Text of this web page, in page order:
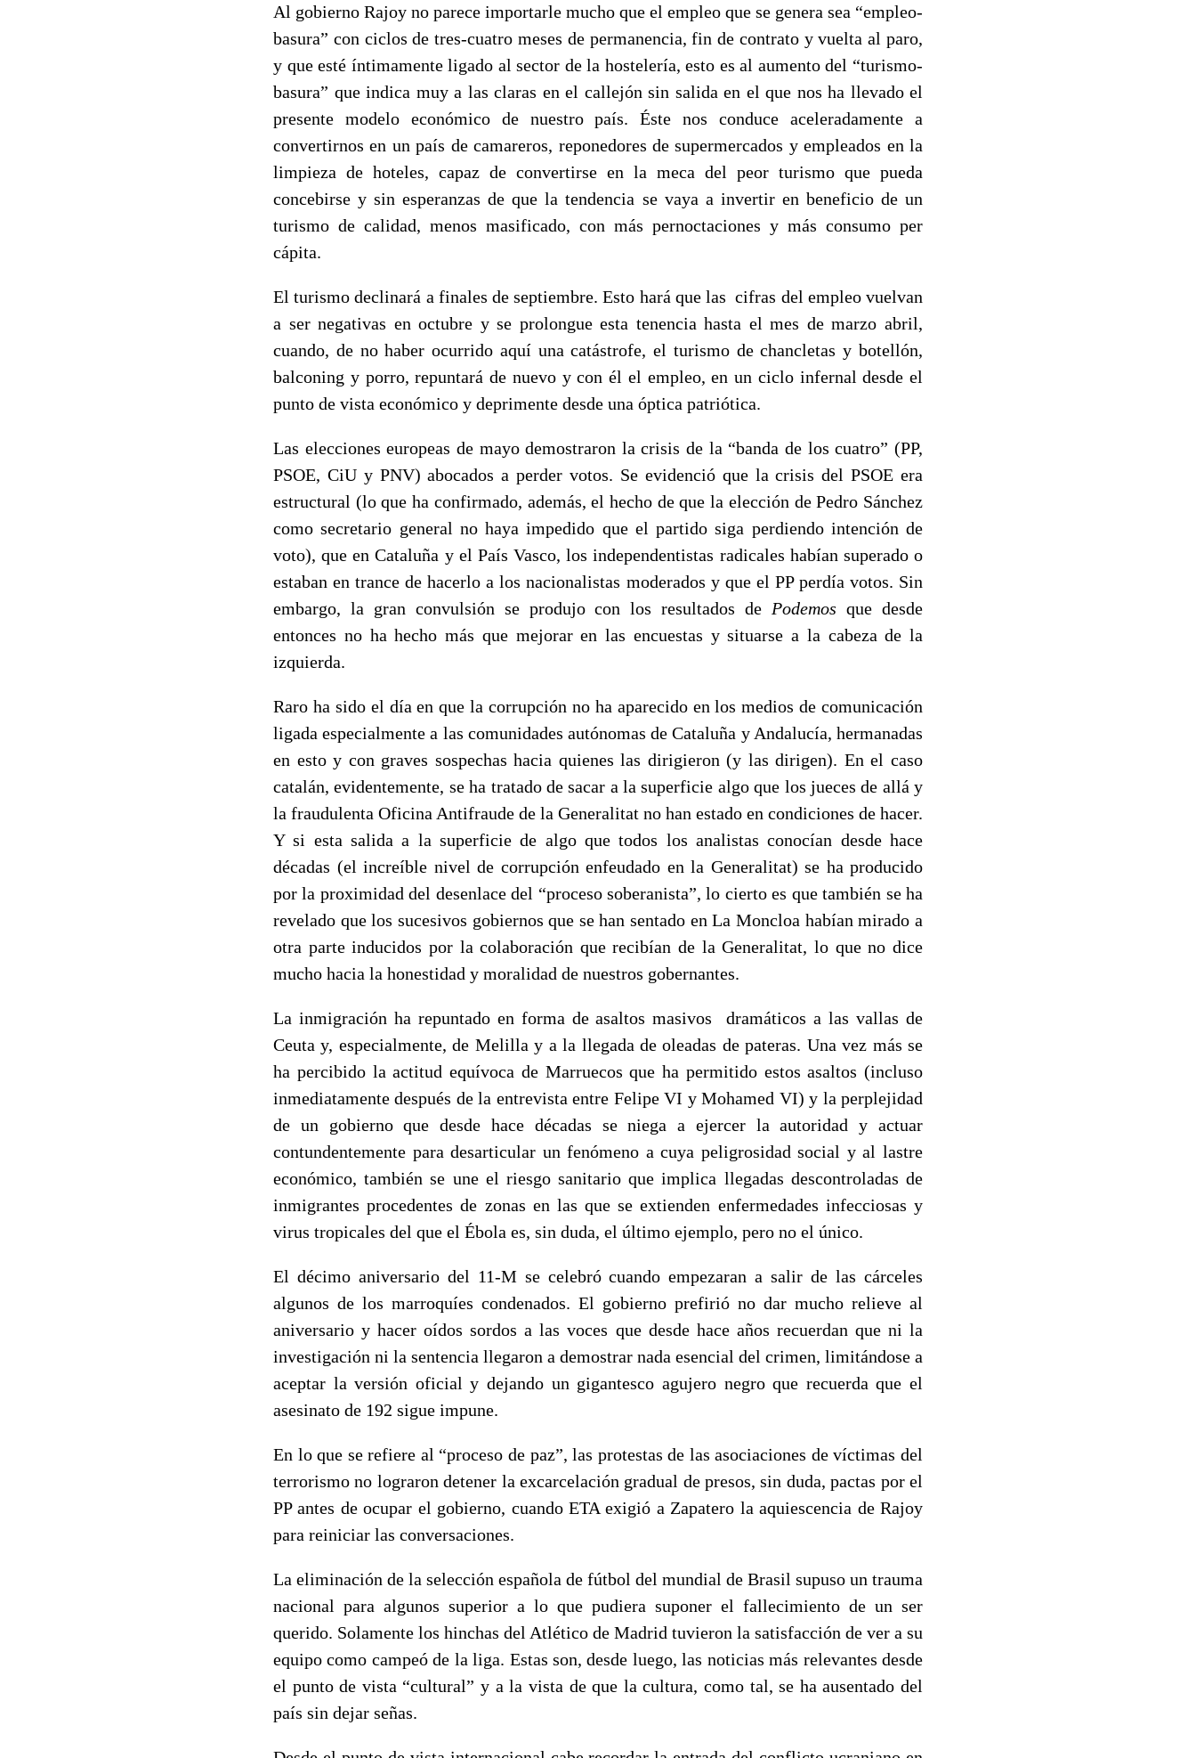
Al gobierno Rajoy no parece importarle mucho que el empleo que se genera sea “empleo-
basura” con ciclos de tres-cuatro meses de permanencia, fin de contrato y vuelta al paro,
y que esté íntimamente ligado al sector de la hostelería, esto es al aumento del “turismo-
basura” que indica muy a las claras en el callejón sin salida en el que nos ha llevado el
presente modelo económico de nuestro país. Éste nos conduce aceleradamente a
convertirnos en un país de camareros, reponedores de supermercados y empleados en la
limpieza de hoteles, capaz de convertirse en la meca del peor turismo que pueda
concebirse y sin esperanzas de que la tendencia se vaya a invertir en beneficio de un
turismo de calidad, menos masificado, con más pernoctaciones y más consumo per
cápita.
El turismo declinará a finales de septiembre. Esto hará que las cifras del empleo vuelvan
a ser negativas en octubre y se prolongue esta tenencia hasta el mes de marzo abril,
cuando, de no haber ocurrido aquí una catástrofe, el turismo de chancletas y botellón,
balconing y porro, repuntará de nuevo y con él el empleo, en un ciclo infernal desde el
punto de vista económico y deprimente desde una óptica patriótica.
Las elecciones europeas de mayo demostraron la crisis de la “banda de los cuatro” (PP,
PSOE, CiU y PNV) abocados a perder votos. Se evidenció que la crisis del PSOE era
estructural (lo que ha confirmado, además, el hecho de que la elección de Pedro Sánchez
como secretario general no haya impedido que el partido siga perdiendo intención de
voto), que en Cataluña y el País Vasco, los independentistas radicales habían superado o
estaban en trance de hacerlo a los nacionalistas moderados y que el PP perdía votos. Sin
embargo, la gran convulsión se produjo con los resultados de Podemos que desde
entonces no ha hecho más que mejorar en las encuestas y situarse a la cabeza de la
izquierda.
Raro ha sido el día en que la corrupción no ha aparecido en los medios de comunicación
ligada especialmente a las comunidades autónomas de Cataluña y Andalucía, hermanadas
en esto y con graves sospechas hacia quienes las dirigieron (y las dirigen). En el caso
catalán, evidentemente, se ha tratado de sacar a la superficie algo que los jueces de allá y
la fraudulenta Oficina Antifraude de la Generalitat no han estado en condiciones de hacer.
Y si esta salida a la superficie de algo que todos los analistas conocían desde hace
décadas (el increíble nivel de corrupción enfeudado en la Generalitat) se ha producido
por la proximidad del desenlace del “proceso soberanista”, lo cierto es que también se ha
revelado que los sucesivos gobiernos que se han sentado en La Moncloa habían mirado a
otra parte inducidos por la colaboración que recibían de la Generalitat, lo que no dice
mucho hacia la honestidad y moralidad de nuestros gobernantes.
La inmigración ha repuntado en forma de asaltos masivos dramáticos a las vallas de
Ceuta y, especialmente, de Melilla y a la llegada de oleadas de pateras. Una vez más se
ha percibido la actitud equívoca de Marruecos que ha permitido estos asaltos (incluso
inmediatamente después de la entrevista entre Felipe VI y Mohamed VI) y la perplejidad
de un gobierno que desde hace décadas se niega a ejercer la autoridad y actuar
contundentemente para desarticular un fenómeno a cuya peligrosidad social y al lastre
económico, también se une el riesgo sanitario que implica llegadas descontroladas de
inmigrantes procedentes de zonas en las que se extienden enfermedades infecciosas y
virus tropicales del que el Ébola es, sin duda, el último ejemplo, pero no el único.
El décimo aniversario del 11-M se celebró cuando empezaran a salir de las cárceles
algunos de los marroquíes condenados. El gobierno prefirió no dar mucho relieve al
aniversario y hacer oídos sordos a las voces que desde hace años recuerdan que ni la
investigación ni la sentencia llegaron a demostrar nada esencial del crimen, limitándose a
aceptar la versión oficial y dejando un gigantesco agujero negro que recuerda que el
asesinato de 192 sigue impune.
En lo que se refiere al “proceso de paz”, las protestas de las asociaciones de víctimas del
terrorismo no lograron detener la excarcelación gradual de presos, sin duda, pactas por el
PP antes de ocupar el gobierno, cuando ETA exigió a Zapatero la aquiescencia de Rajoy
para reiniciar las conversaciones.
La eliminación de la selección española de fútbol del mundial de Brasil supuso un trauma
nacional para algunos superior a lo que pudiera suponer el fallecimiento de un ser
querido. Solamente los hinchas del Atlético de Madrid tuvieron la satisfacción de ver a su
equipo como campeó de la liga. Estas son, desde luego, las noticias más relevantes desde
el punto de vista “cultural” y a la vista de que la cultura, como tal, se ha ausentado del
país sin dejar señas.